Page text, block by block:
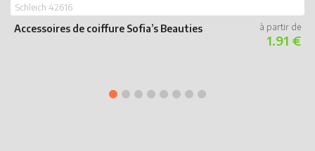
Accessoires de coiffure Sofia’s Beauties
Schleich 42616
1.91 €